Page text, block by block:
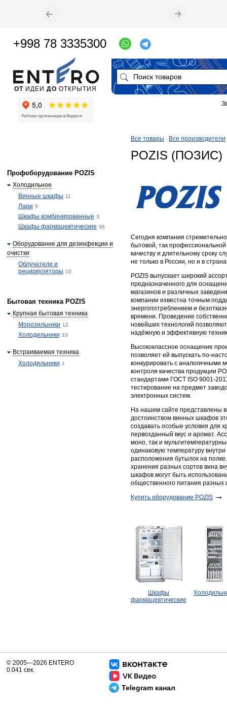
Все товары Все производители
POZIS (ПОЗИС)
Сегодня компания
бытовой, так
качеству и длительному сроку
не только в России, но и в
POZIS выпускает широкий
предназначенного для
магазинов и различных
компании известна точным
энергопотреблением и
времени. Проведение
новейших технологий
надёжную и эффективную
Высококлассное оснащение
позволяет ей выпускать по-
конкурировать с аналогичными
контроля качества продукции
стандартами ГОСТ ISO 9001-
тестирование на предмет
электронных систем.
На нашем сайте представлены
достоинством винных шкафов
создавать особые условия для
первозданный вкус и аромат.
моно, так и
одинаковую температуру
расположения бутылок на
хранения разных сортов вина
шкафов могут быть
общественного питания разных
Купить оборудование POZIS
Шкафы
фармацевтические
Профоборудование POZIS
Холодильное
Винные шкафы 11
Лари 5
Шкафы комбинированные 3
Шкафы фармацевтические 36
Оборудование для дезинфекции и
очистки
Облучатели и
рециркуляторы 10
Бытовая техника POZIS
Крупная бытовая техника
Морозильники 12
Холодильники 33
Встраиваемая техника
Холодильники 1
ОТ ИДЕИ ДО ОТКРЫТИЯ
+998 78 3335300
Telegram канал
© 2005—2026 ENTERO
0.041 сек.